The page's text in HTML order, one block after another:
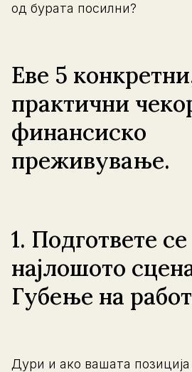
од бурата посилни?
Еве 5
практични
финансиско
преживување.
1. Подгответе се
најлошото
Губење на
Дури и ако вашата